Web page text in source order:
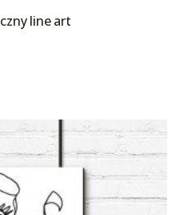
line art